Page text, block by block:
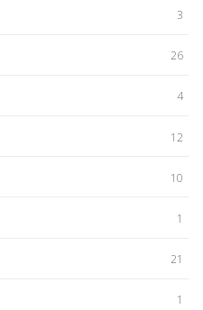
3
26
4
12
10
1
21
1